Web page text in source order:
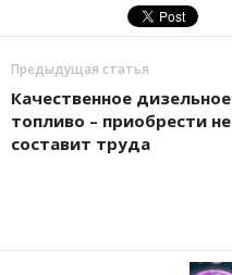
Предыдущая статья
Качественное дизельное
топливо – приобрести не
составит труда